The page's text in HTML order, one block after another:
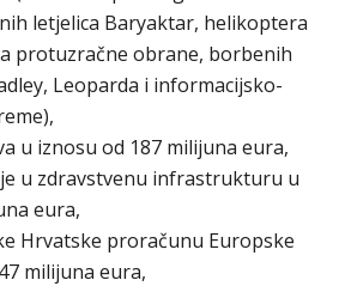
letjelica Baryaktar, helikoptera
protuzračne obrane, borbenih
Leoparda i informacijsko-
u iznosu od 187 milijuna eura,
u zdravstvenu infrastrukturu u
eura,
Hrvatske proračunu Europske
milijuna eura,